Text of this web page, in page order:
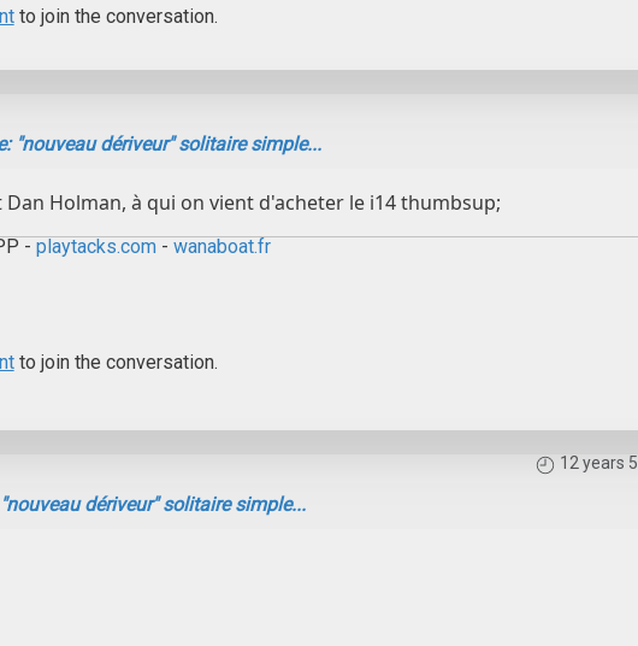
to join the conversation.
"nouveau dériveur" solitaire simple...
Holman, à qui on vient d'acheter le i14 thumbsup;
- playtacks.com- wanaboat.fr
to join the conversation.
12 years
dériveur" solitaire simple...